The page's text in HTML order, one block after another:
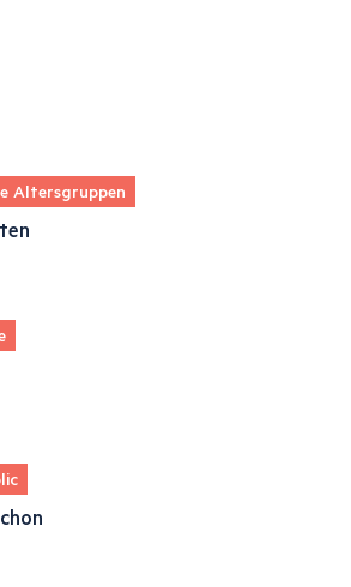
Altersgruppen